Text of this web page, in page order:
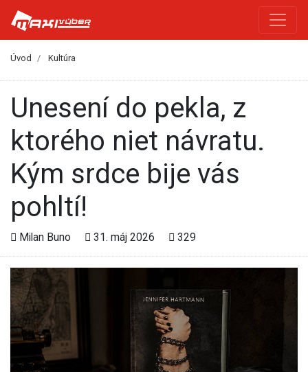
Úvod Kultúra
Unesení do pekla, z
ktorého niet návratu.
Kým srdce bije vás
pohltí!
Milan Buno 31. máj 2026 329